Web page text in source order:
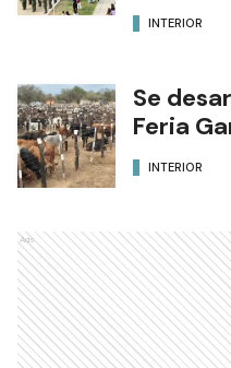
INTERIOR
Se
Feria
INTERIOR
Ads